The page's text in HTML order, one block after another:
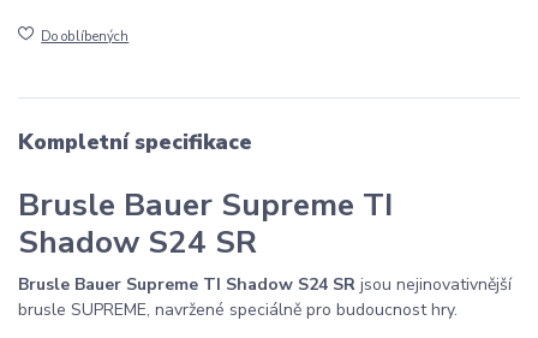
Do oblíbených
Kompletní specifikace
Brusle Bauer Supreme TI
Shadow S24 SR
Brusle Bauer Supreme TI Shadow S24 SR jsou nejinovativnější
brusle SUPREME, navržené speciálně pro budoucnost hry.